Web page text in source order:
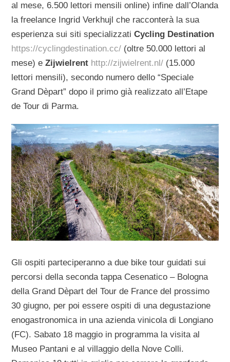
al mese, 6.500 lettori mensili online) infine dall’Olanda
la freelance Ingrid Verkhujl che racconterà la sua
esperienza sui siti specializzatiCycling Destination
https://cyclingdestination.cc/ (oltre 50.000 lettori al
mese) eZijwielrent http://zijwielrent.nl/ (15.000
lettori mensili), secondo numero dello “Speciale
Grand Dèpart” dopo il primo già realizzato all’Etape
de Tour di Parma.
Gli ospiti parteciperanno a due bike tour guidati sui
percorsi della seconda tappa Cesenatico – Bologna
della Grand Dèpart del Tour de France del prossimo
30 giugno, per poi essere ospiti di una degustazione
enogastronomica in una azienda vinicola di Longiano
(FC). Sabato 18 maggio in programma la visita al
Museo Pantani e al villaggio della Nove Colli.